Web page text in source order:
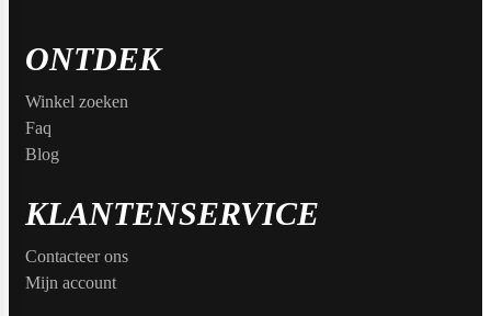
ONTDEK
Winkel zoeken
Faq
Blog
KLANTENSERVICE
Contacteer ons
Mijn account